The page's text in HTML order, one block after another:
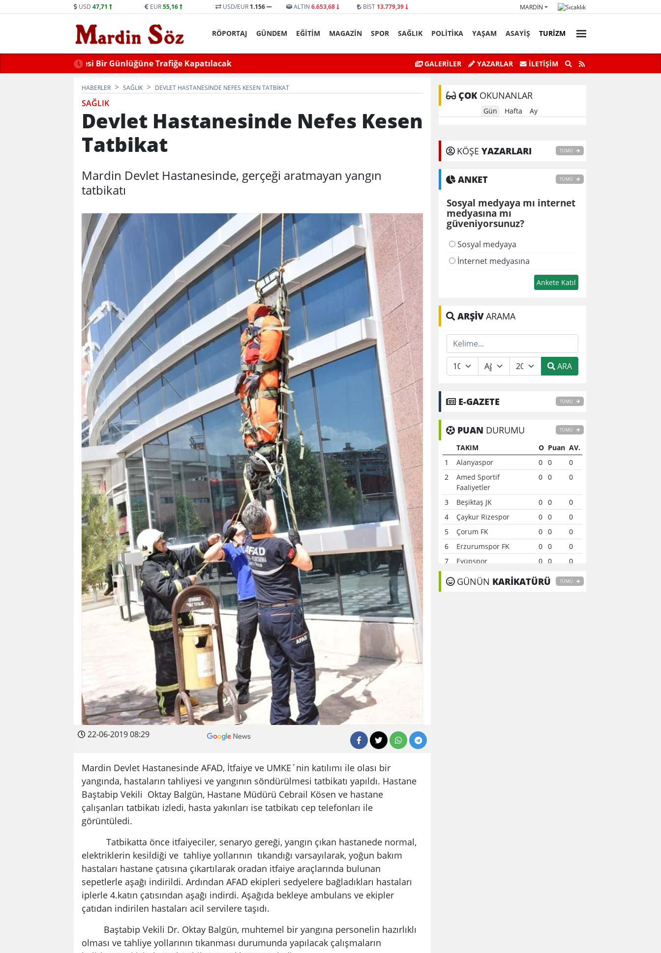
USD 47,71 EUR55,16 USD/EUR 1.156 ALTIN 6.653,68 BİST 13.779,39 MARDIN
RÖPORTAJ GÜNDEM EĞİTİM MAGAZİN SPOR SAĞLIK POLİTİKA YAŞAM ASAYİŞ TURİZM
Trafiğe Kapatılacak Midyat’ta bıçaklı kavga can aldı
Mardin’de Ceza İnfaz Personeli Günü’ne Özel Satranç
Turnuvası
GALERİLER YAZARLAR İLETIŞIM
HABERLER SAĞLIK DEVLET HASTANESINDE NEFES KESEN TATBIKAT
SAĞLIK
Devlet Hastanesinde Nefes Kesen
Tatbikat
Mardin Devlet Hastanesinde, gerçeği aratmayan yangın
tatbikatı
22-06-2019 08:29
Mardin Devlet Hastanesinde AFAD, İtfaiye ve UMKE´nin katılımı ile olası bir
yangında, hastaların tahliyesi ve yangının söndürülmesi tatbikatı yapıldı. Hastane
Baştabip Vekili Oktay Balgün, Hastane Müdürü Cebrail Kösen ve hastane
çalışanları tatbikatı izledi, hasta yakınları ise tatbikatı cep telefonları ile
görüntüledi.
Tatbikatta önce itfaiyeciler, senaryo gereği, yangın çıkan hastanede normal,
elektriklerin kesildiği ve tahliye yollarının tıkandığı varsayılarak, yoğun bakım
hastaları hastane çatısına çıkartılarak oradan itfaiye araçlarında bulunan
sepetlerle aşağı indirildi. Ardından AFAD ekipleri sedyelere bağladıkları hastaları
iplerle 4.katın çatısından aşağı indirdi. Aşağıda bekleye ambulans ve ekipler
çatıdan indirilen hastaları acil servilere taşıdı.
Baştabip Vekili Dr. Oktay Balgün, muhtemel bir yangına personelin hazırlıklı
olması ve tahliye yollarının tıkanması durumunda yapılacak çalışmaların
ÇOKOKUNANLAR
Gün Hafta Ay
KÖŞE YAZARLARI TÜMÜ
ANKET TÜMÜ
Sosyal medyaya mı internet
medyasına mı
güveniyorsunuz?
Sosyal medyaya
İnternet medyasına
ARŞİVARAMA
ARA
E-GAZETE TÜMÜ
PUAN DURUMU TÜMÜ
TAKIM O Puan AV.
1
Alanyaspor 0 0
0
2
Amed Sportif
Faaliyetler
0 0 0
3 Beşiktaş JK 0 0
0
4
Çaykur Rizespor 0 0
0
5
Çorum FK 0 0
0
6
Erzurumspor FK 0 0
0
7
Eyüpspor 0 0
0
8
Fenerbahçe 0
0
GÜNÜN KARİKATÜRÜ TÜMÜ